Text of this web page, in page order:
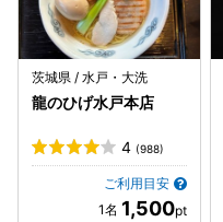
茨城県 / 水戸・大洗
龍のひげ水戸本店
4 (988)
ご利用目安
1,500